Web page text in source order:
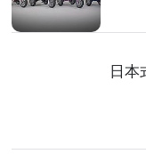
日本